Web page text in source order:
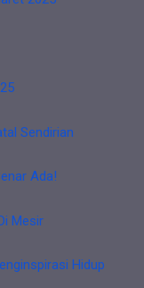
Sendirian
Ada!
Mesir
Hidup